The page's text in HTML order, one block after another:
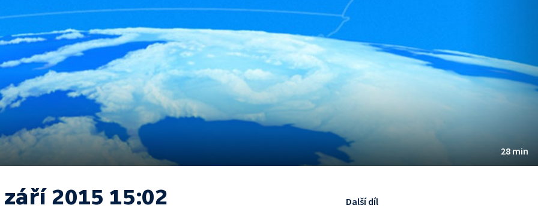
28 min
září 2015 15:02 Další díl